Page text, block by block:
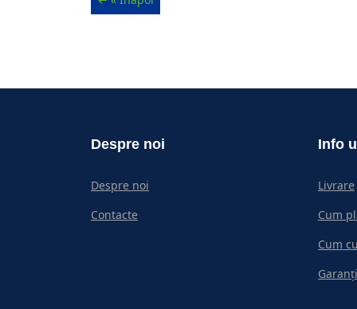
Despre noi
Despre noi
Contacte
Info
Livrare
Cum
Cum